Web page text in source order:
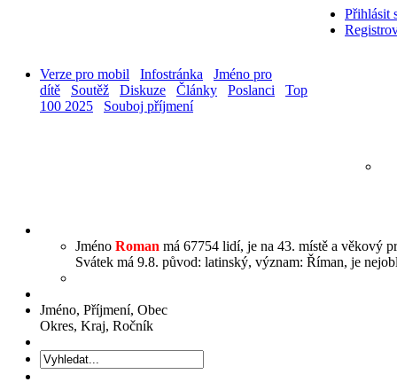
Verze pro mobil Infostránka
Jméno pro
dítě
Soutěž Diskuze Články Poslanci
Top
100 2025
Souboj příjmení
Přihlásit
Jméno Roman má 67754 lidí, je na 43. místě a věkový
Svátek má 9.8. původ: latinský, význam: Říman, je
Jméno, Příjmení, Obec
Okres, Kraj, Ročník